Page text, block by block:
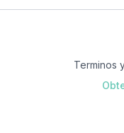
Terminos